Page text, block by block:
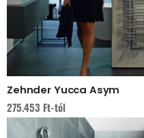
Zehnder Yucca Asym
275.453 Ft-tól